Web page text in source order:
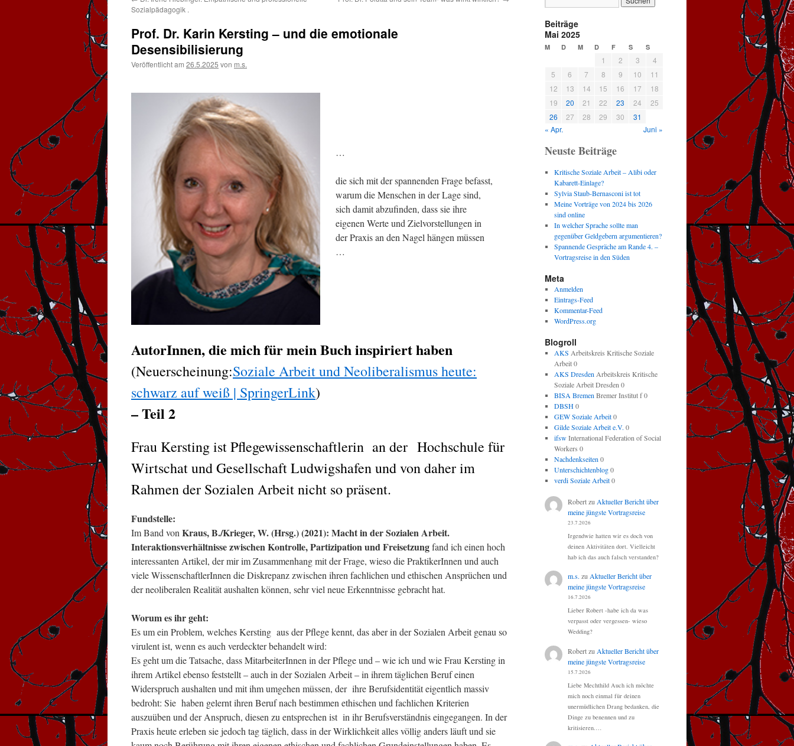
Sozialpädagogik .
Prof. Dr. Karin Kersting – und die emotionale
Desensibilisierung
Veröffentlicht am 26.5.2025 von m.s.
…
die sich mit der spannenden Frage befasst,
warum die Menschen in der Lage sind,
sich damit abzufinden, dass sie ihre
eigenen Werte und Zielvorstellungen in
der Praxis an den Nagel hängen müssen
…
AutorInnen, die mich für mein Buch inspiriert haben
(Neuerscheinung:Soziale Arbeit und Neoliberalismus heute:
schwarz auf weiß | SpringerLink)
– Teil 2
Frau Kersting ist Pflegewissenschaftlerin an der Hochschule für
Wirtschat und Gesellschaft Ludwigshafen und von daher im
Rahmen der Sozialen Arbeit nicht so präsent.
Fundstelle:
Im Band vonKraus, B./Krieger, W. (Hrsg.) (2021): Macht in der Sozialen Arbeit.
Interaktionsverhältnisse zwischen Kontrolle, Partizipation und Freisetzungfand ich einen hoch
interessanten Artikel, der mir im Zusammenhang mit der Frage, wieso die PraktikerInnen und auch
viele WissenschaftlerInnen die Diskrepanz zwischen ihren fachlichen und ethischen Ansprüchen und
der neoliberalen Realität aushalten können, sehr viel neue Erkenntnisse gebracht hat.
Worum es ihr geht:
Es um ein Problem, welches Kersting aus der Pflege kennt, das aber in der Sozialen Arbeit genau so
virulent ist, wenn es auch verdeckter behandelt wird:
Es geht um die Tatsache, dass MitarbeiterInnen in der Pflege und – wie ich und wie Frau Kersting in
ihrem Artikel ebenso feststellt – auch in der Sozialen Arbeit – in ihrem täglichen Beruf einen
Widerspruch aushalten und mit ihm umgehen müssen, der ihre Berufsidentität eigentlich massiv
bedroht: Sie haben gelernt ihren Beruf nach bestimmen ethischen und fachlichen Kriterien
auszuüben und der Anspruch, diesen zu entsprechen ist in ihr Berufsverständnis eingegangen. In der
Praxis heute erleben sie jedoch tag täglich, dass in der Wirklichkeit alles völlig anders läuft und sie
Beiträge
Mai 2025
M D M D F S S
1 2 3
4
5
6 7 8 9 10
11
12
13 14 15 16 17
18
19
20 21 22 23 24
25
26
27 28 29 30
31
« Apr.
Juni »
Neuste Beiträge
Kritische Soziale Arbeit – Alibi oder
Kabarett-Einlage?
Sylvia Staub-Bernasconi ist tot
Meine Vorträge von 2024 bis 2026
sind online
In welcher Sprache sollte man
gegenüber Geldgebern argumentieren?
Spannende Gespräche am Rande 4. –
Vortragsreise in den Süden
Meta
Anmelden
Eintrags-Feed
Kommentar-Feed
WordPress.org
Blogroll
AKS Arbeitskreis Kritische Soziale
Arbeit 0
AKS Dresden Arbeitskreis Kritische
Soziale Arbeit Dresden 0
BISA Bremen Bremer Institut f 0
DBSH0
GEW Soziale Arbeit0
Gilde Soziale Arbeit e.V. 0
ifswInternational Federation of Social
Workers 0
Nachdenkseiten 0
Unterschichtenblog0
verdi Soziale Arbeit0
Robertzu Aktueller Bericht über
meine jüngste Vortragsreise
23.7.2026
Irgendwie hatten wir es doch von
deinen Aktivitäten dort. Vielleicht
hab ich das auch falsch verstanden?
m.s. zuAktueller Bericht über
meine jüngste Vortragsreise
16.7.2026
Lieber Robert -habe ich da was
verpasst oder vergessen- wieso
Wedding?
Robertzu Aktueller Bericht über
meine jüngste Vortragsreise
15.7.2026
Liebe Mechthild Auch ich möchte
mich noch einmal für deinen
unermüdlichen Drang bedanken, die
Dinge zu benennen und zu
kritisieren.…